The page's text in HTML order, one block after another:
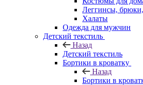
Леггинсы,
Халаты
Одежда для мужчин
Детский текстиль
Назад
Детский текстиль
Бортики в кроватку
Назад
Бортики в